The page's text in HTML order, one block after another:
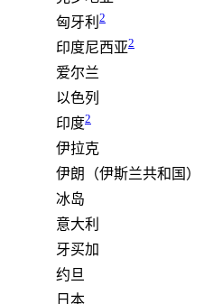
匈牙利 2
印度尼西亚2
爱尔兰
以色列
印度2
伊拉克
伊朗（伊斯兰共和国）
冰岛
意大利
牙买加
约旦
日本